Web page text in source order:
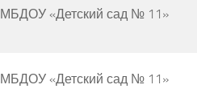
МБДОУ «Детский сад № 11»
МБДОУ «Детский сад № 11»